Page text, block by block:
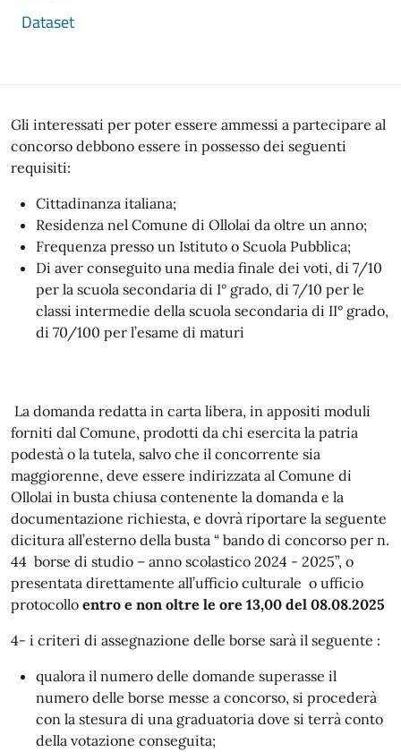
Dataset
Gli interessati per poter essere ammessi a partecipare al
concorso debbono essere in possesso dei seguenti
requisiti:
Cittadinanza italiana;
Residenza nel Comune di Ollolai da oltre un anno;
Frequenza presso un Istituto o Scuola Pubblica;
Di aver conseguito una media finale dei voti, di 7/10
per la scuola secondaria di I° grado, di 7/10 per le
classi intermedie della scuola secondaria di II° grado,
di 70/100 per l’esame di maturi
La domanda redatta in carta libera, in appositi moduli
forniti dal Comune, prodotti da chi esercita la patria
podestà o la tutela, salvo che il concorrente sia
maggiorenne, deve essere indirizzata al Comune di
Ollolai in busta chiusa contenente la domanda e la
documentazione richiesta, e dovrà riportare la seguente
dicitura all’esterno della busta “ bando di concorso per n.
44 borse di studio – anno scolastico 2024 - 2025”, o
presentata direttamente all’ufficio culturale o ufficio
protocollo entro e non oltre le ore 13,00 del 08.08.2025
4- i criteri di assegnazione delle borse sarà il seguente :
qualora il numero delle domande superasse il
numero delle borse messe a concorso, si procederà
con la stesura di una graduatoria dove si terrà conto
della votazione conseguita;